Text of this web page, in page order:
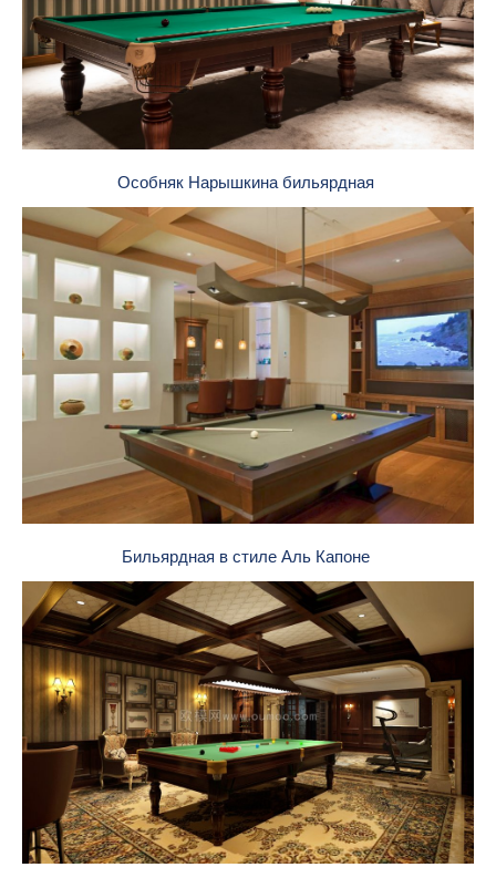
Особняк Нарышкина бильярдная
Бильярдная в стиле Аль Капоне